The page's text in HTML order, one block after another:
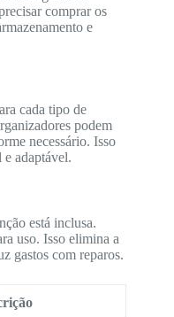
comprar os
e
cada tipo de
podem
necessário. Isso
adaptável.
está inclusa.
uso. Isso elimina a
gastos com reparos.